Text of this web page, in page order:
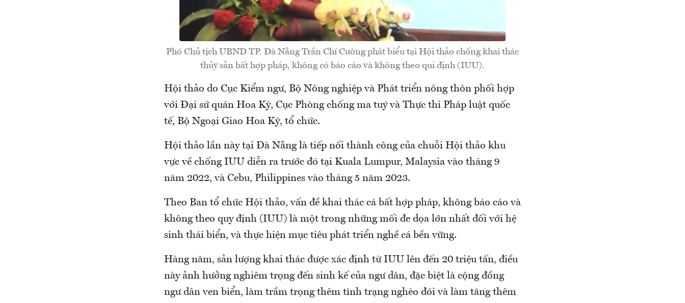
Phó Chủ tịch UBND TP. Đà Nẵng Trần Chí Cường phát biểu tại Hội thảo chống khai thác
thủy sản bất hợp pháp, không có báo cáo và không theo qui định (IUU).
Hội thảo do Cục Kiểm ngư, Bộ Nông nghiệp và Phát triển nông thôn phối hợp
với Đại sứ quán Hoa Kỳ, Cục Phòng chống ma tuý và Thực thi Pháp luật quốc
tế, Bộ Ngoại Giao Hoa Kỳ, tổ chức.
Hội thảo lần này tại Đà Nẵng là tiếp nối thành công của chuỗi Hội thảo khu
vực về chống IUU diễn ra trước đó tại Kuala Lumpur, Malaysia vào tháng 9
năm 2022, và Cebu, Philippines vào tháng 5 năm 2023.
Theo Ban tổ chức Hội thảo, vấn đề khai thác cá bất hợp pháp, không báo cáo và
không theo quy định (IUU) là một trong những mối đe dọa lớn nhất đối với hệ
sinh thái biển, và thực hiện mục tiêu phát triển nghề cá bền vững.
Hàng năm, sản lượng khai thác được xác định từ IUU lên đến 20 triệu tấn, điều
này ảnh hưởng nghiêm trọng đến sinh kế của ngư dân, đặc biệt là cộng đồng
ngư dân ven biển, làm trầm trọng thêm tình trạng nghèo đói và làm tăng thêm